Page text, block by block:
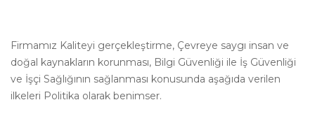
Firmamız Kaliteyi gerçekleştirme, Çevreye saygı insan ve
doğal kaynakların korunması, Bilgi Güvenliği ile İş Güvenliği
ve İşçi Sağlığının sağlanması konusunda aşağıda verilen
ilkeleri Politika olarak benimser.